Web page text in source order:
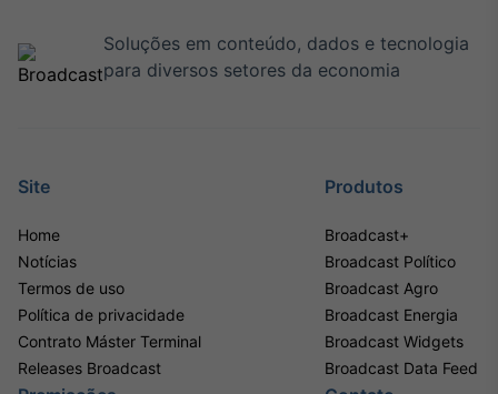
Soluções em conteúdo, dados e tecnologia
para diversos setores da economia
Site
Home
Notícias
Termos de uso
Política de privacidade
Contrato Máster Terminal
Releases Broadcast
Produtos
Broadcast+
Broadcast Político
Broadcast Agro
Broadcast Energia
Broadcast Widgets
Broadcast Data Feed